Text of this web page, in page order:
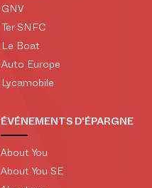
GNV
Ter SNFC
Le Boat
Auto Europe
Lycamobile
ÉVÉNEMENTS D'ÉPARGNE
About You
About You SE